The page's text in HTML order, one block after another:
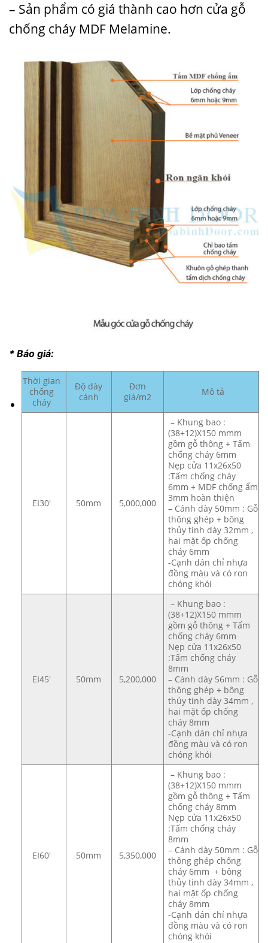
– Sản phẩm có giá thành cao hơn cửa gỗ
chống cháy MDF Melamine.
* Báo giá:
Thời gian
chống
cháy
Độ dày
cánh
Đơn
giá/m2
Mô tả
EI30′ 50mm 5,000,000
– Khung bao :
(38+12)X150 mmm
gồm gỗ thông + Tấm
chống cháy 6mm
Nẹp cửa 11x26x50
:Tấm chống cháy
6mm + MDF chống ẩm
3mm hoàn thiện
– Cánh dày 50mm : Gỗ
thông ghép + bông
thủy tinh dày 32mm ,
hai mặt ốp chống
cháy 6mm
-Cạnh dán chỉ nhựa
đồng màu và có ron
chóng khói
EI45′ 50mm 5,200,000
– Khung bao :
(38+12)X150 mmm
gồm gỗ thông + Tấm
chống cháy 6mm
Nẹp cửa 11x26x50
:Tấm chống cháy
8mm
– Cánh dày 56mm : Gỗ
thông ghép + bông
thủy tinh dày 34mm ,
hai mặt ốp chống
cháy 8mm
-Cạnh dán chỉ nhựa
đồng màu và có ron
chóng khói
EI60′ 50mm 5,350,000
– Khung bao :
(38+12)X150 mmm
gồm gỗ thông + Tấm
chống cháy 8mm
Nẹp cửa 11x26x50
:Tấm chống cháy
8mm
– Cánh dày 50mm : Gỗ
thông ghép chống
cháy 6mm + bông
thủy tinh dày 34mm ,
hai mặt ốp chống
cháy 8mm
-Cạnh dán chỉ nhựa
đồng màu và có ron
chóng khói